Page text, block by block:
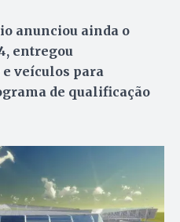
anunciou ainda o
entregou
e veículos para
de qualificação